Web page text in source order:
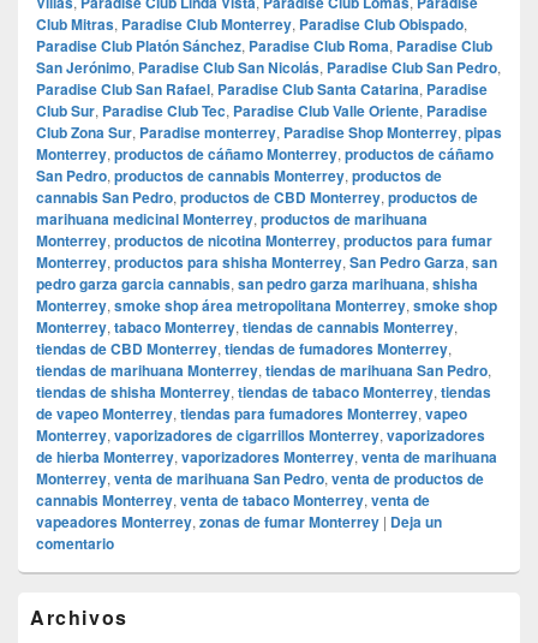
Club Mitras, Paradise Club Monterrey, Paradise Club Obispado,
Paradise Club Platón Sánchez, Paradise Club Roma, Paradise Club
San Jerónimo, Paradise Club San Nicolás, Paradise Club San Pedro,
Paradise Club San Rafael, Paradise Club Santa Catarina, Paradise
Club Sur, Paradise Club Tec, Paradise Club Valle Oriente, Paradise
Club Zona Sur, Paradise monterrey, Paradise Shop Monterrey, pipas
Monterrey, productos de cáñamo Monterrey, productos de cáñamo
San Pedro, productos de cannabis Monterrey, productos de
cannabis San Pedro, productos de CBD Monterrey, productos de
marihuana medicinal Monterrey, productos de marihuana
Monterrey, productos de nicotina Monterrey, productos para fumar
Monterrey, productos para shisha Monterrey, San Pedro Garza, san
pedro garza garcia cannabis, san pedro garza marihuana, shisha
Monterrey, smoke shop área metropolitana Monterrey, smoke shop
Monterrey, tabaco Monterrey, tiendas de cannabis Monterrey,
tiendas de CBD Monterrey, tiendas de fumadores Monterrey,
tiendas de marihuana Monterrey, tiendas de marihuana San Pedro,
tiendas de shisha Monterrey, tiendas de tabaco Monterrey, tiendas
de vapeo Monterrey, tiendas para fumadores Monterrey, vapeo
Monterrey, vaporizadores de cigarrillos Monterrey, vaporizadores
de hierba Monterrey, vaporizadores Monterrey, venta de marihuana
Monterrey, venta de marihuana San Pedro, venta de productos de
cannabis Monterrey, venta de tabaco Monterrey, venta de
vapeadores Monterrey, zonas de fumar Monterrey | Deja un
comentario
área
Archivos